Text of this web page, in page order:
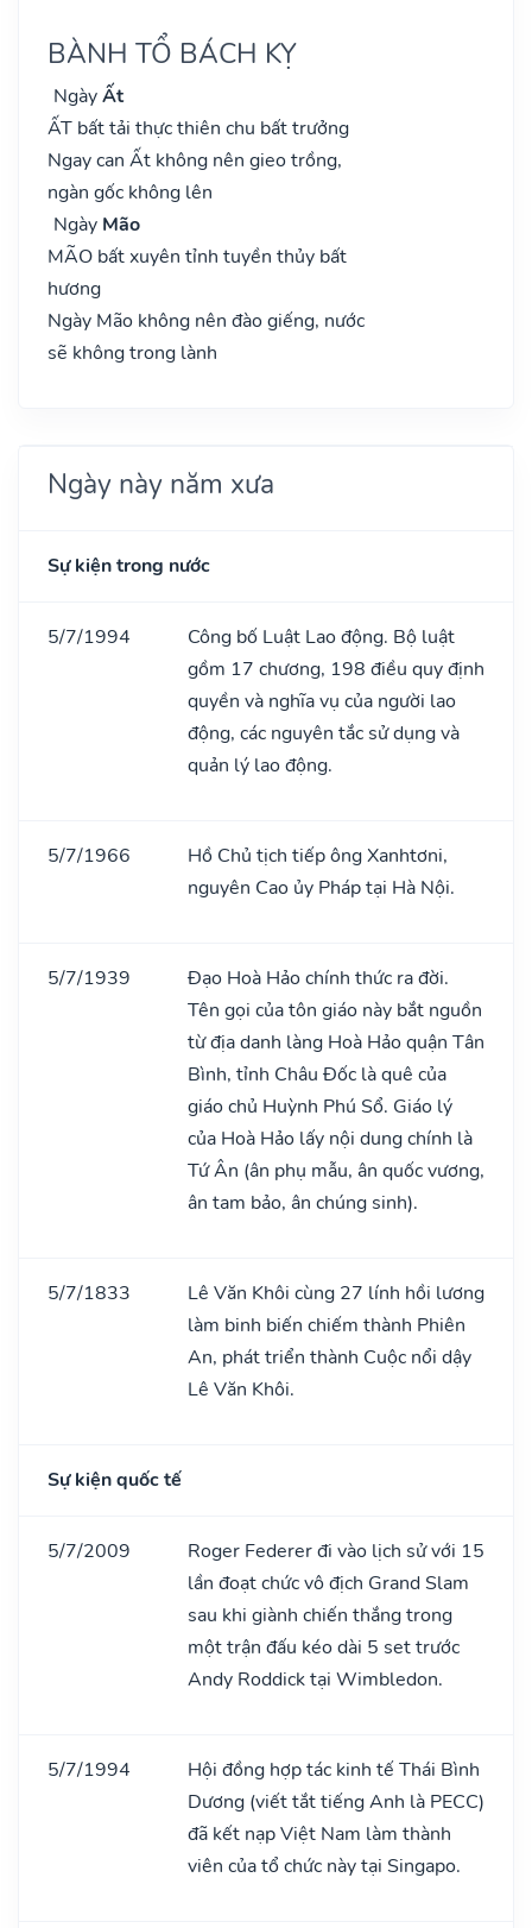
BÀNH TỔ BÁCH KỴ
NgàyẤt
ẤT bất tải thực thiên chu bất trưởng
Ngay can Ất không nên gieo trồng,
ngàn gốc không lên
Ngày Mão
MÃO bất xuyên tỉnh tuyền thủy bất
hương
Ngày Mão không nên đào giếng, nước
sẽ không trong lành
Ngày này năm xưa
Sự kiện trong nước
5/7/1994
Công bố Luật Lao động. Bộ luật
gồm 17 chương, 198 điều quy định
quyền và nghĩa vụ của người lao
động, các nguyên tắc sử dụng và
quản lý lao động.
5/7/1966
Hồ Chủ tịch tiếp ông Xanhtơni,
nguyên Cao ủy Pháp tại Hà Nội.
5/7/1939
Đạo Hoà Hảo chính thức ra đời.
Tên gọi của tôn giáo này bắt nguồn
từ địa danh làng Hoà Hảo quận Tân
Bình, tỉnh Châu Đốc là quê của
giáo chủ Huỳnh Phú Sổ. Giáo lý
của Hoà Hảo lấy nội dung chính là
Tứ Ân (ân phụ mẫu, ân quốc vương,
ân tam bảo, ân chúng sinh).
5/7/1833
Lê Văn Khôi cùng 27 lính hồi lương
làm binh biến chiếm thành Phiên
An, phát triển thành Cuộc nổi dậy
Lê Văn Khôi.
Sự kiện quốc tế
5/7/2009
Roger Federer đi vào lịch sử với 15
lần đoạt chức vô địch Grand Slam
sau khi giành chiến thắng trong
một trận đấu kéo dài 5 set trước
Andy Roddick tại Wimbledon.
5/7/1994
Hội đồng hợp tác kinh tế Thái Bình
Dương (viết tắt tiếng Anh là PECC)
đã kết nạp Việt Nam làm thành
viên của tổ chức này tại Singapo.